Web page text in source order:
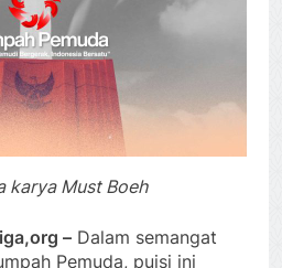
karya Must Boeh
– Dalam semangat
Pemuda, puisi ini